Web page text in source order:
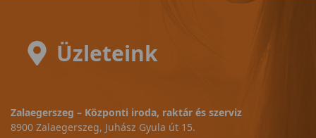
Üzleteink
Zalaegerszeg – Központi iroda, raktár és szerviz
8900 Zalaegerszeg, Juhász Gyula út 15.